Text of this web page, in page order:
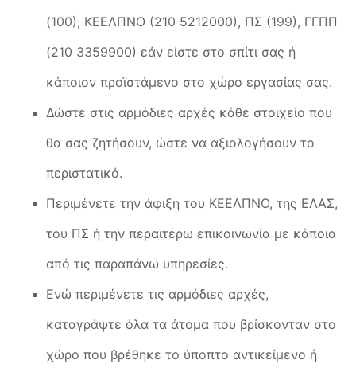
(100), ΚΕΕΛΠΝΟ (210 5212000), ΠΣ (199), ΓΓΠΠ
(210 3359900) εάν είστε στο σπίτι σας ή
κάποιον προϊστάμενο στο χώρο εργασίας σας.
Δώστε στις αρμόδιες αρχές κάθε στοιχείο που
θα σας ζητήσουν, ώστε να αξιολογήσουν το
περιστατικό.
Περιμένετε την άφιξη του ΚΕΕΛΠΝΟ, της ΕΛΑΣ,
του ΠΣ ή την περαιτέρω επικοινωνία με κάποια
από τις παραπάνω υπηρεσίες.
Ενώ περιμένετε τις αρμόδιες αρχές,
καταγράψτε όλα τα άτομα που βρίσκονταν στο
χώρο που βρέθηκε το ύποπτο αντικείμενο ή